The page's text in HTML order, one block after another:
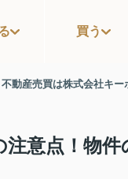
買う
動産売買は株式会社キー
意点！物